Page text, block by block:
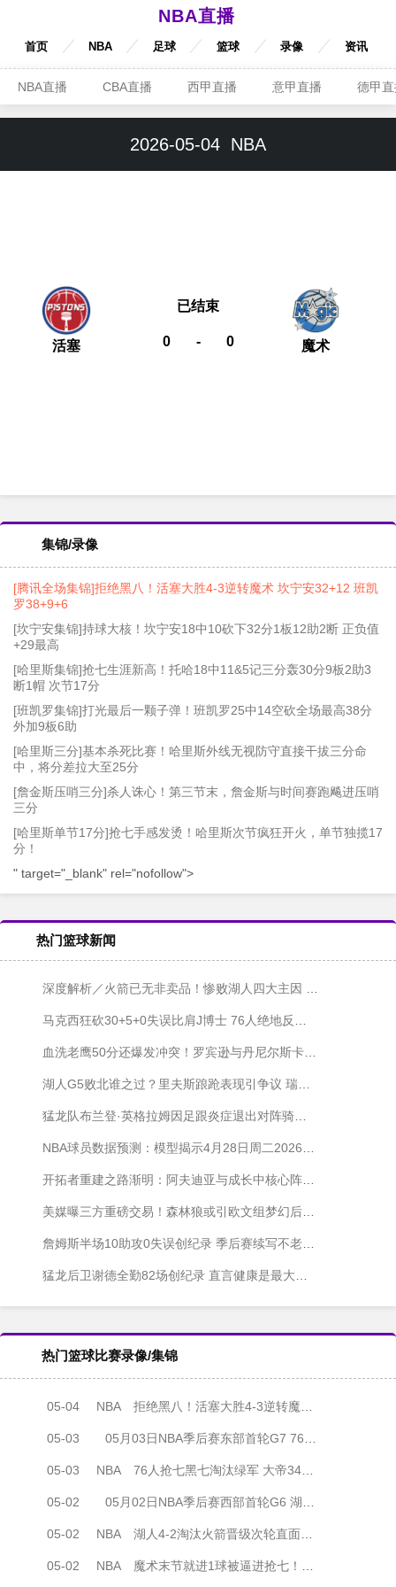
NBA直播
首页 NBA 足球 篮球 录像 资讯
NBA直播 CBA直播 西甲直播 意甲直播 德甲
2026-05-04 NBA
活塞 0 - 0
已结束
魔术
集锦/录像
[腾讯全场集锦]拒绝黑八！活塞大胜4-3逆转魔术 坎宁安32+12 班凯
罗38+9+6
[坎宁安集锦]持球大核！坎宁安18中10砍下32分1板12助2断 正负值
+29最高
[哈里斯集锦]抢七生涯新高！托哈18中11&5记三分轰30分9板2助3
断1帽 次节17分
[班凯罗集锦]打光最后一颗子弹！班凯罗25中14空砍全场最高38分
外加9板6助
[哈里斯三分]基本杀死比赛！哈里斯外线无视防守直接干拔三分命
中，将分差拉大至25分
[詹金斯压哨三分]杀人诛心！第三节末，詹金斯与时间赛跑飚进压哨
三分
[哈里斯单节17分]抢七手感发烫！哈里斯次节疯狂开火，单节独揽17
分！
" target="_blank" rel="nofollow">
热门篮球新闻
深度解析／火箭已无非卖品！惨败湖人四大主因 申京恐触天花板
马克西狂砍30+5+0失误比肩J博士 76人绝地反击逼入抢七
血洗老鹰50分还爆发冲突！罗宾逊与丹尼尔斯卡位斗殴遭驱逐
湖人G5败北谁之过？里夫斯踉跄表现引争议 瑞迪克点出低迷症结
猛龙队布兰登·英格拉姆因足跟炎症退出对阵骑士队第五战
NBA球员数据预测：模型揭示4月28日周二2026年NBA季后赛三大最佳投注选择
开拓者重建之路渐明：阿夫迪亚与成长中核心阵容锁定季后赛席位
美媒曝三方重磅交易！森林狼或引欧文组梦幻后场 代价是送走戈贝尔
詹姆斯半场10助攻0失误创纪录 季后赛续写不老传奇比肩马龙、斯托克顿
猛龙后卫谢德全勤82场创纪录 直言健康是最大成就
热门篮球比赛录像/集锦
05-04 NBA 拒绝黑八！活塞大胜4-3逆转魔术 坎宁安32+12 班凯罗38+9+6
05-03 05月03日NBA季后赛东部首轮G7 76人 - 凯尔特人 全场录像
05-03 NBA 76人抢七黑七淘汰绿军 大帝34+12 马克西30+11 布朗33分&獭兔缺席
05-02 05月02日NBA季后赛西部首轮G6 湖人 - 火箭 全场录像
05-02 NBA 湖人4-2淘汰火箭晋级次轮直面雷霆 詹姆斯28+7+8 谢泼德19中4
05-02 NBA 魔术末节就进1球被逼进抢七！活塞24分大逆转连扳2场避免黑八